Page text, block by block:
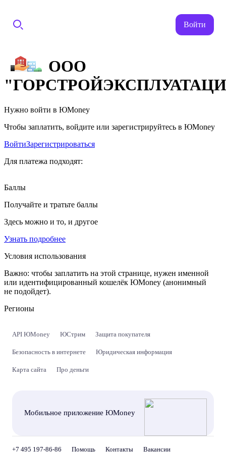
Войти
ООО
Нужно войти в ЮMoney
Чтобы заплатить, войдите или зарегистрируйтесь в ЮMoney
ВойтиЗарегистрироваться
Для платежа подходят:
Баллы
Получайте и тратьте баллы
Здесь можно и то, и другое
Узнать подробнее
Условия использования
Важно: чтобы заплатить на этой странице, нужен именной
или идентифицированный кошелёк ЮMoney (анонимный
не подойдет).
Регионы
API ЮMoney ЮСтрим Защита покупателя
Безопасность в интернете Юридическая информация
Карта сайта Про деньги
Мобильное приложение ЮMoney
+7 495 197-86-86 Помощь Контакты Вакансии